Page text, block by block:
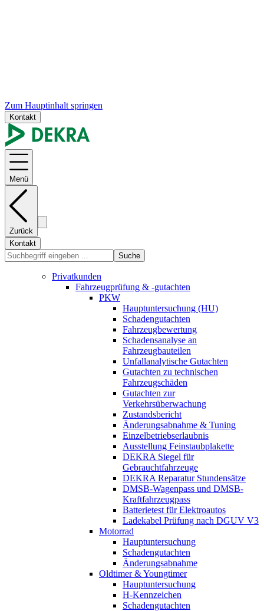
Zum Hauptinhalt springen
Kontakt
Menü
Zurück
Kontakt
Suche
Privatkunden
Fahrzeugprüfung & -gutachten
PKW
Hauptuntersuchung (HU)
Schadengutachten
Fahrzeugbewertung
Schadensanalyse an
Fahrzeugbauteilen
Unfallanalytische Gutachten
Gutachten zu technischen
Fahrzeugschäden
Gutachten zur
Verkehrsüberwachung
Zustandsbericht
Änderungsabnahme & Tuning
Einzelbetriebserlaubnis
Ausstellung Feinstaubplakette
DEKRA Siegel für
Gebrauchtfahrzeuge
DEKRA Reparatur Stundensätze
DMSB-Wagenpass und DMSB-
Kraftfahrzeugpass
Batterietest für Elektroautos
Ladekabel Prüfung nach DGUV V3
Motorrad
Hauptuntersuchung
Schadengutachten
Änderungsabnahme
Oldtimer & Youngtimer
Hauptuntersuchung
H-Kennzeichen
Schadengutachten